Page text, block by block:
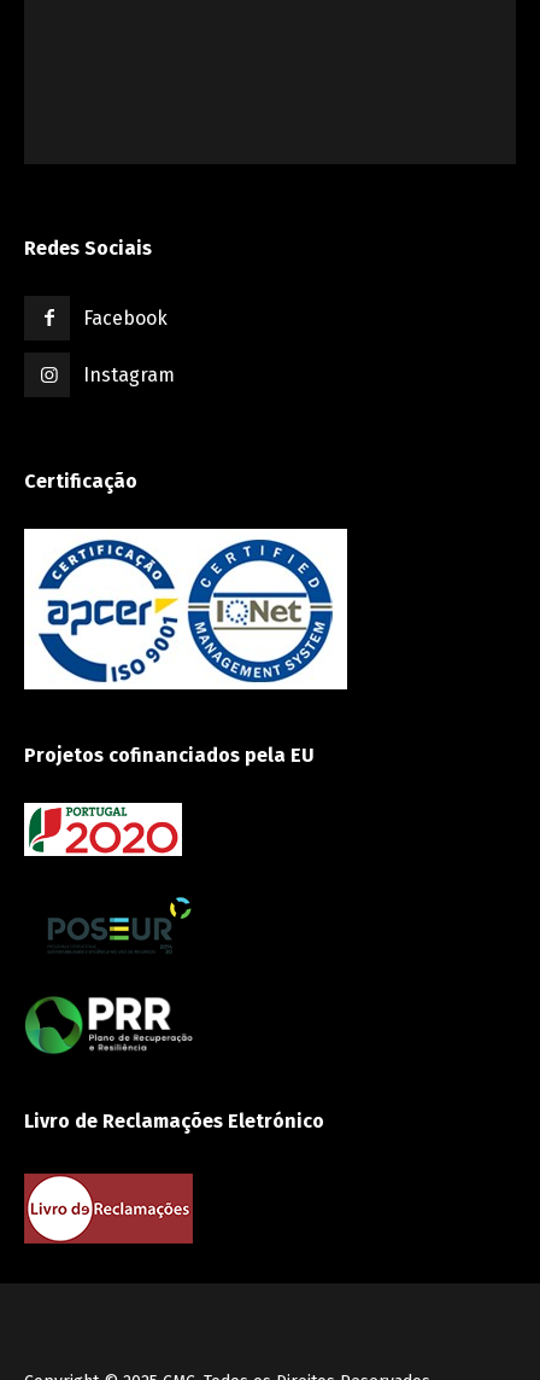
Redes Sociais
Facebook
Instagram
Certificação
Projetos cofinanciados pela EU
Livro de Reclamações Eletrónico